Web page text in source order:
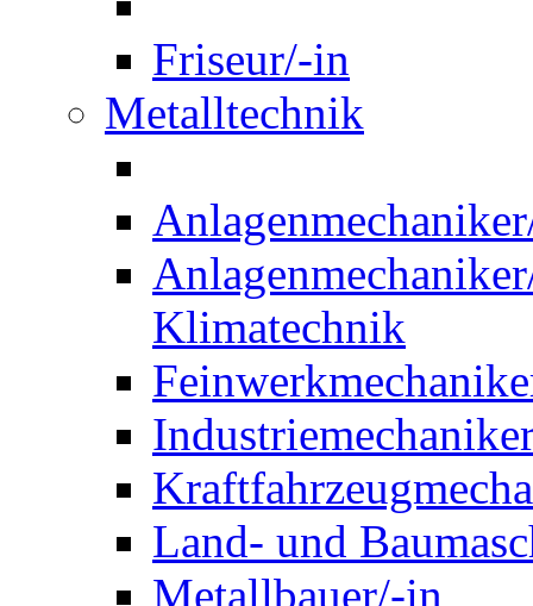
Friseur/-in
Metalltechnik
Klimatechnik
Land- und
Metallbauer/-in